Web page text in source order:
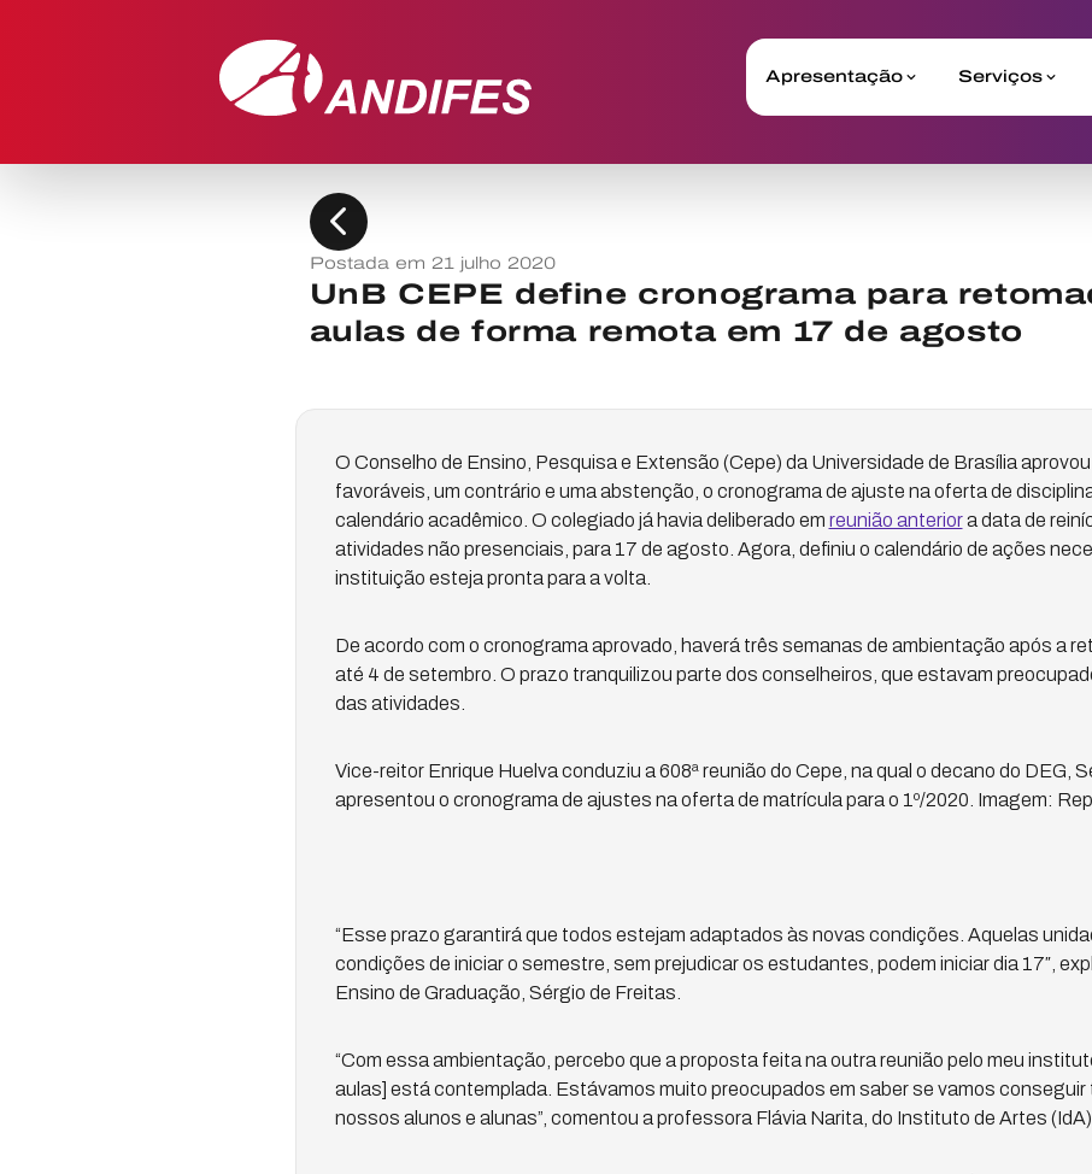
Apresentação Serviços
chevron_left
Postada em 21 julho 2020
UnB CEPE define cronograma para
aulas de forma remota em 17 de agosto
O Conselho de Ensino, Pesquisa e Extensão (Cepe) da Universidade de Brasília
favoráveis, um contrário e uma abstenção, o cronograma de ajuste na oferta de
calendário acadêmico. O colegiado já havia deliberado em reunião anteriora data de
atividades não presenciais, para 17 de agosto. Agora, definiu o calendário de ações
instituição esteja pronta para a volta.
De acordo com o cronograma aprovado, haverá três semanas de ambientação após a
até 4 de setembro. O prazo tranquilizou parte dos conselheiros, que estavam
das atividades.
Vice-reitor Enrique Huelva conduziu a 608ª reunião do Cepe, na qual o decano do DEG,
apresentou o cronograma de ajustes na oferta de matrícula para o 1º/2020. Imagem:
“Esse prazo garantirá que todos estejam adaptados às novas condições. Aquelas
condições de iniciar o semestre, sem prejudicar os estudantes, podem iniciar dia 17″,
Ensino de Graduação, Sérgio de Freitas.
“Com essa ambientação, percebo que a proposta feita na outra reunião pelo meu
aulas] está contemplada. Estávamos muito preocupados em saber se vamos
nossos alunos e alunas”, comentou a professora Flávia Narita, do Instituto de Artes (IdA).